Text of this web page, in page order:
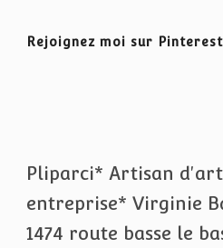
Rejoignez moi sur Pinterest
Pliparci* Artisan
entreprise* Virginie
1474 route basse le